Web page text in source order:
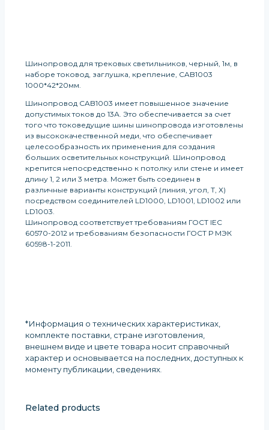
Шинопровод для трековых светильников, черный, 1м, в
наборе токовод, заглушка, крепление, CAB1003
1000*42*20мм.
Шинопровод CAB1003 имеет повышенное значение
допустимых токов до 13А. Это обеспечивается за счет
того что токоведущие шины шинопровода изготовлены
из высококачественной меди, что обеспечивает
целесообразность их применения для создания
больших осветительных конструкций. Шинопровод
крепится непосредственно к потолку или стене и имеет
длину 1, 2 или 3 метра. Может быть соединен в
различные варианты конструкций (линия, угол, Т, Х)
посредством соединителей LD1000, LD1001, LD1002 или
LD1003.
Шинопровод соответствует требованиям ГОСТ IEC
60570-2012 и требованиям безопасности ГОСТ Р МЭК
60598-1-2011.
*Информация о технических характеристиках,
комплекте поставки, стране изготовления,
внешнем виде и цвете товара носит справочный
характер и основывается на последних, доступных к
моменту публикации, сведениях.
Related products